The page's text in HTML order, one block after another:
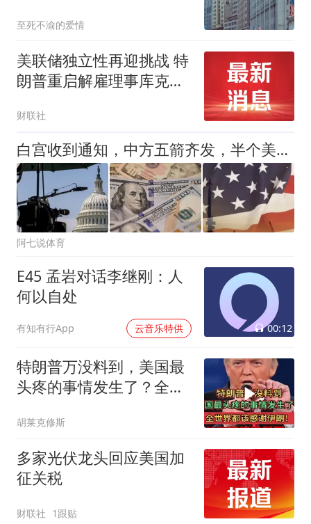
至死不渝的爱情
美联储独立性再迎挑战 特
朗普重启解雇理事库克行
财联社
白宫收到通知，中方五箭齐发，半个美国挑战特朗普，中期选举难了
阿七说体育
E45 孟岩对话李继刚：人
何以自处
有知有行App 云音乐特供 00:12
特朗普万没料到，美国最
头疼的事情发生了？全世
胡莱克修斯
多家光伏龙头回应美国加
征关税
财联社 1跟贴